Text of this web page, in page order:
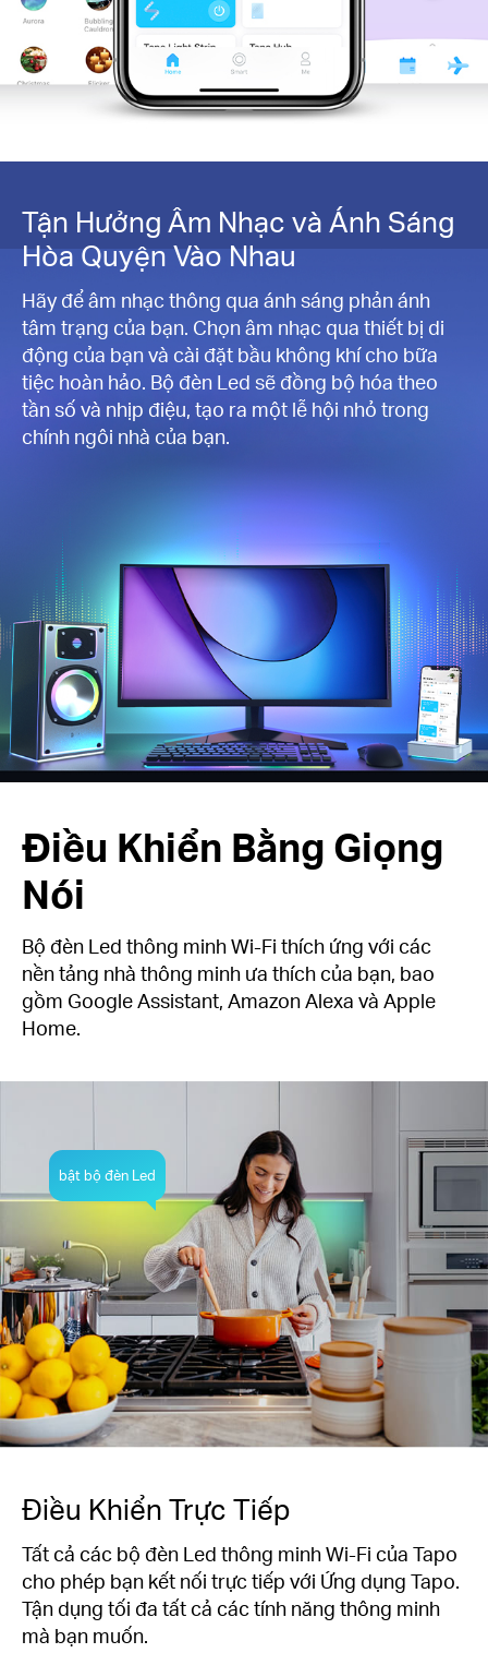
Tận Hưởng Âm Nhạc và Ánh Sáng
Hòa Quyện Vào Nhau
Hãy để âm nhạc thông qua ánh sáng phản ánh
tâm trạng của bạn. Chọn âm nhạc qua thiết bị di
động của bạn và cài đặt bầu không khí cho bữa
tiệc hoàn hảo. Bộ đèn Led sẽ đồng bộ hóa theo
tần số và nhịp điệu, tạo ra một lễ hội nhỏ trong
chính ngôi nhà của bạn.
Điều Khiển Bằng Giọng
Nói
Bộ đèn Led thông minh Wi-Fi thích ứng với các
nền tảng nhà thông minh ưa thích của bạn, bao
gồm Google Assistant, Amazon Alexa và Apple
Home.
bật bộ đèn Led
Điều Khiển Trực Tiếp
Tất cả các bộ đèn Led thông minh Wi-Fi của Tapo
cho phép bạn kết nối trực tiếp với Ứng dụng Tapo.
Tận dụng tối đa tất cả các tính năng thông minh
mà bạn muốn.